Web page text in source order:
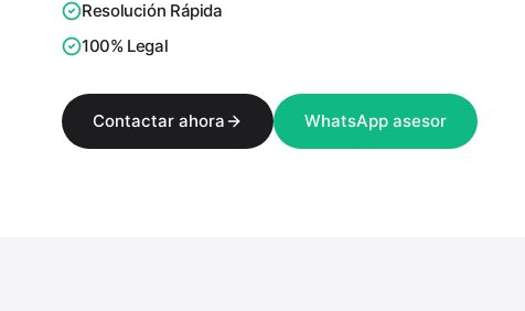
Resolución Rápida
100% Legal
Contactar ahora WhatsApp asesor